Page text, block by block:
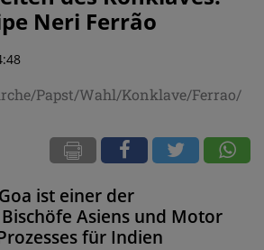
Neri Ferrão
Papst/Wahl/Konklave/Ferrao/
ist einer der
Asiens und Motor
für Indien